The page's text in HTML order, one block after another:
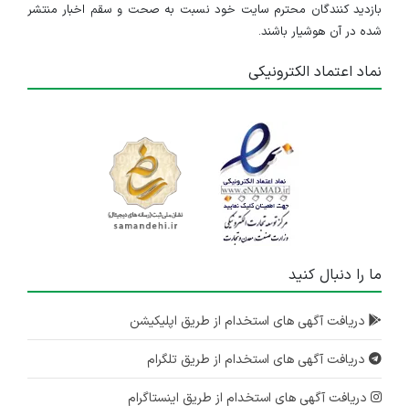
بازدید کنندگان محترم سایت خود نسبت به صحت و سقم اخبار منتشر
شده در آن هوشیار باشند.
نماد اعتماد الکترونیکی
ما را دنبال کنید
دریافت آگهی های استخدام از طریق اپلیکیشن
دریافت آگهی های استخدام از طریق تلگرام
دریافت آگهی های استخدام از طریق اینستاگرام